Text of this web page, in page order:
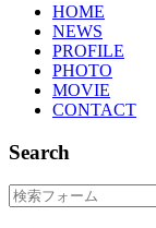
HOME
NEWS
PROFILE
PHOTO
MOVIE
CONTACT
Search